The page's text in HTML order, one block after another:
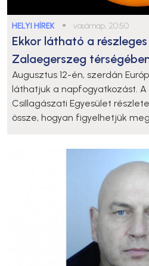
HELYI HÍREK ● vasárnap, 20:50
Ekkor látható a
Zalaegerszeg
Augusztus 12-én, szerdán
láthatjuk a napfogyatkozást.
Csillagászati Egyesület
össze, hogyan figyelhetjük